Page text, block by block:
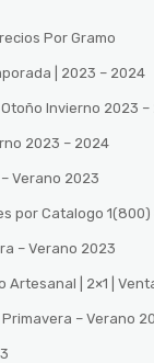
Por Gramo
| 2023 – 2024
Invierno 2023 –
2023 – 2024
Verano 2023
por Catalogo
– Verano 2023
Artesanal | 2×1 |
– Verano